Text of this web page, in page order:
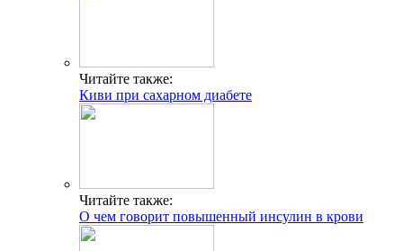
Читайте также:
Киви при сахарном диабете
Читайте также:
О чем говорит повышенный инсулин в крови